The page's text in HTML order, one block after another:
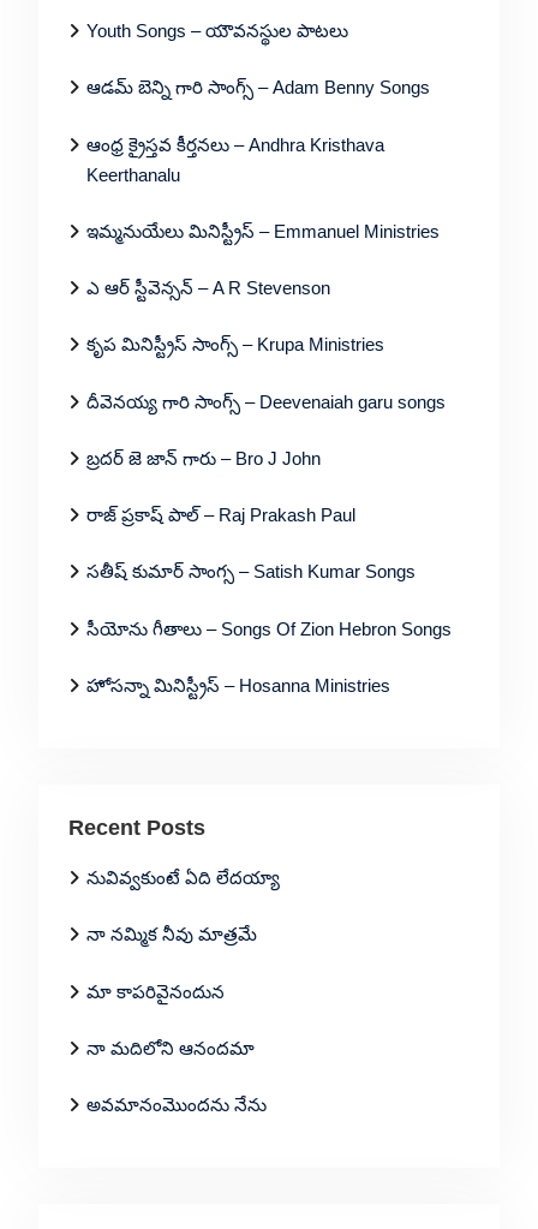
Youth Songs – యౌవనస్థుల పాటలు
ఆడమ్ బెన్ని గారి సాంగ్స్ – Adam Benny Songs
ఆంధ్ర క్రైస్తవ కీర్తనలు – Andhra Kristhava
Keerthanalu
ఇమ్మనుయేలు మినిస్ట్రీస్ – Emmanuel Ministries
ఎ ఆర్ స్టీవెన్సన్ – A R Stevenson
కృప మినిస్ట్రీస్ సాంగ్స్ – Krupa Ministries
దీవెనయ్య గారి సాంగ్స్ – Deevenaiah garu songs
బ్రదర్ జె జాన్ గారు – Bro J John
రాజ్ ప్రకాష్ పాల్ – Raj Prakash Paul
సతీష్ కుమార్ సాంగ్స – Satish Kumar Songs
సీయోను గీతాలు – Songs Of Zion Hebron Songs
హోసన్నా మినిస్ట్రీస్ – Hosanna Ministries
Recent Posts
నువివ్వకుంటే ఏది లేదయ్యా
నా నమ్మిక నీవు మాత్రమే
మా కాపరివైనందున
నా మదిలోని ఆనందమా
అవమానంమొందను నేను